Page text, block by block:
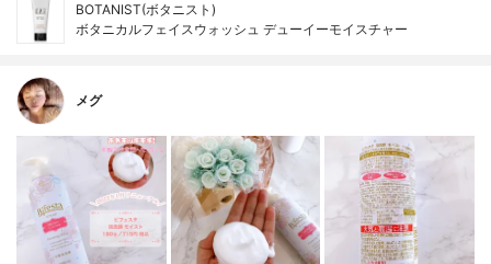
BOTANIST(ボタニスト)
ボタニカルフェイスウォッシュ デューイーモイスチャー
メグ